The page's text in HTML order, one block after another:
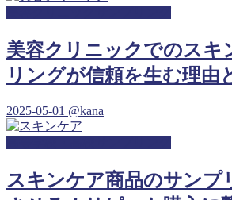
美容クリニックでのスキ
リングが信頼を生む理由
2025-05-01 @kana
スキンケア商品のサンプ